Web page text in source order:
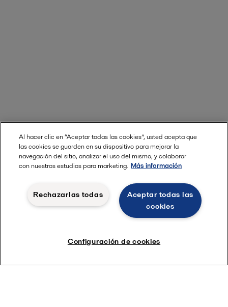
Al hacer clic en “Aceptar todas las cookies”, usted acepta que
las cookies se guarden en su dispositivo para mejorar la
navegación del sitio, analizar el uso del mismo, y colaborar
con nuestros estudios para marketing. Más información
Aceptar todas las
cookies
Rechazarlas todas
Configuración de cookies